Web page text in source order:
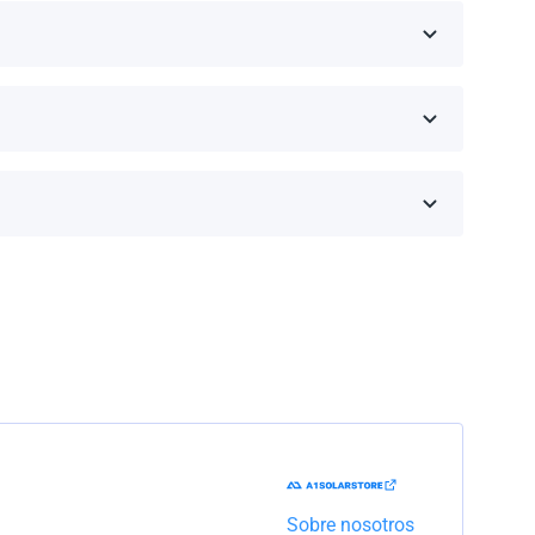
Sobre nosotros